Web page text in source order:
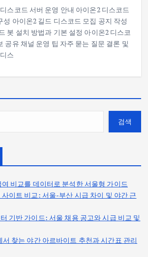
스코드 서버 운영 안내 아이온2 디스코드
성 아이온2 길드 디스코드 모집 공지 작성
봇 설치 방법과 기본 설정 아이온2 디스코
공유 채널 운영 팁 자주 묻는 질문 결론 및
스
검색
비교를 데이터로 분석한 서울형 가이드
이트 비교: 서울-부산 시급 차이 및 야간 근
기반 가이드: 서울 채용 공고와 시급 비교 및
찾는 야간 아르바이트 추천과 시간표 관리